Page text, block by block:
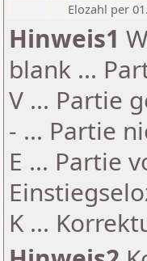
Elozahl per
Hinweis1
blank ...
V ... Partie
- ... Partie
E ... Partie
K ...